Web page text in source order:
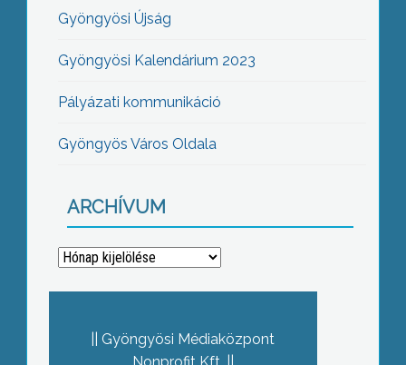
Gyöngyösi Újság
Gyöngyösi Kalendárium 2023
Pályázati kommunikáció
Gyöngyös Város Oldala
ARCHÍVUM
Archívum
Gyöngyösi Médiaközpont